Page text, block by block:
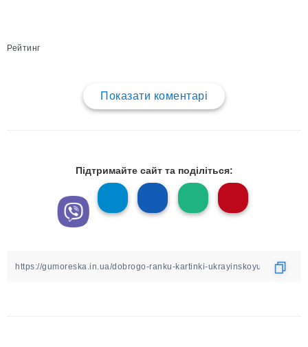
Рейтинг
Показати коментарі
Підтримайте сайт та поділіться: